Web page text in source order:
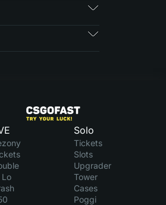
Lo
Solo
Tickets
Slots
Upgrader
Tower
Cases
Poggi